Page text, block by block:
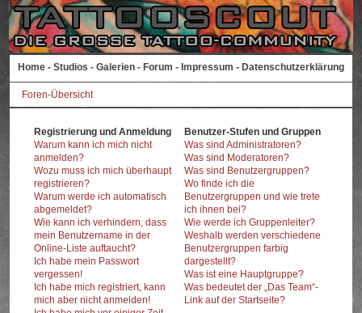
Home - Studios - Galerien - Forum - Impressum - Datenschutzerklärung
Foren-Übersicht
Registrierung und Anmeldung
Warum kann ich mich nicht
anmelden?
Wozu muss ich mich überhaupt
registrieren?
Warum werde ich automatisch
abgemeldet?
Wie kann ich verhindern, dass
mein Benutzername in der
Online-Liste auftaucht?
Ich habe mein Passwort
vergessen!
Ich habe mich registriert, kann
mich aber nicht anmelden!
Benutzer-Stufen und Gruppen
Was sind Administratoren?
Was sind Moderatoren?
Was sind Benutzergruppen?
Wo finde ich die
Benutzergruppen und wie trete
ich ihnen bei?
Wie werde ich Gruppenleiter?
Weshalb werden verschiedene
Benutzergruppen farbig
dargestellt?
Was ist eine Hauptgruppe?
Was bedeutet der „Das Team“-
Link auf der Startseite?